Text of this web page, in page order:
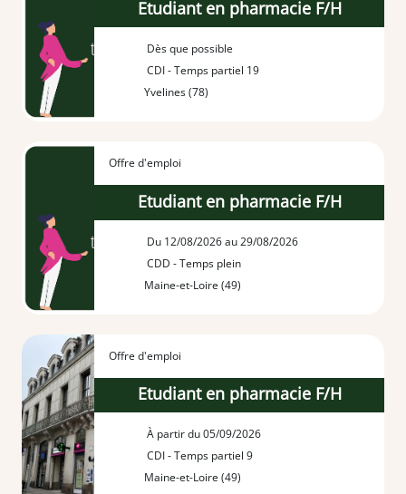
Etudiant en pharmacie F/H
Dès que possible
CDI - Temps partiel 19
Yvelines (78)
Offre d'emploi
Etudiant en pharmacie F/H
Du 12/08/2026 au 29/08/2026
CDD - Temps plein
Maine-et-Loire (49)
Offre d'emploi
Etudiant en pharmacie F/H
À partir du 05/09/2026
CDI - Temps partiel 9
Maine-et-Loire (49)